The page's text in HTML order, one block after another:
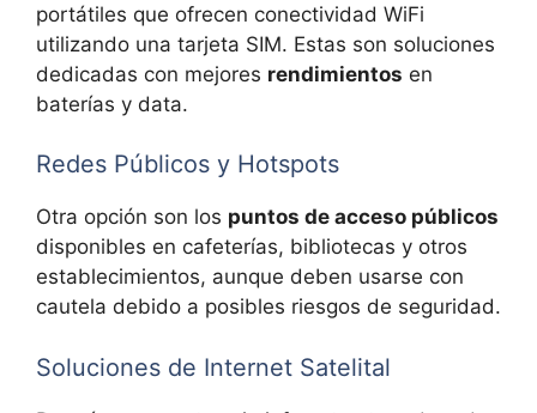
portátiles que ofrecen conectividad WiFi
utilizando una tarjeta SIM. Estas son soluciones
dedicadas con mejores rendimientos en
baterías y data.
Redes Públicos y Hotspots
Otra opción son los puntos de acceso públicos
disponibles en cafeterías, bibliotecas y otros
establecimientos, aunque deben usarse con
cautela debido a posibles riesgos de seguridad.
Soluciones de Internet Satelital